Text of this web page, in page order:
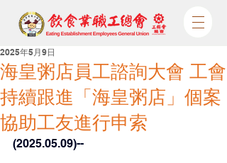
海皇粥店員工諮詢大會 工會
持續跟進「海皇粥店」個案
協助工友進行申索
2025年5月9日
(2025.05.09)--